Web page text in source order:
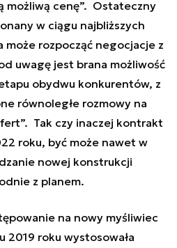
możliwą cenę”. Ostateczny
w ciągu najbliższych
rozpocząć negocjacje z
uwagę jest brana możliwość
obydwu konkurentów, z
równoległe rozmowy na
Tak czy inaczej kontrakt
roku, być może nawet w
nowej konstrukcji
z planem.
na nowy myśliwiec
2019 roku wystosowała